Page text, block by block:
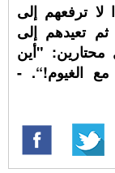
لا ترفعهم إلى
ثم تعيدهم إلى
محتارين: "أين
الغيوم!“. -